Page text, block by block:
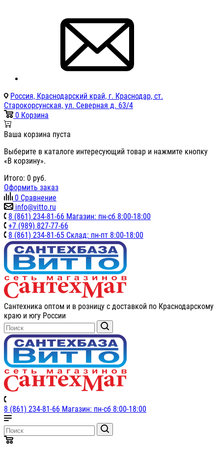
Россия, Краснодарский край, г. Краснодар, ст.
Старокорсунская, ул. Северная д. 63/4
0 Корзина
Ваша корзина пуста
Выберите в каталоге интересующий товар и нажмите кнопку
«В корзину».
Итого: 0 руб.
Оформить заказ
0 Сравнение
info@vitto.ru
8 (861) 234-81-66 Магазин: пн-сб 8:00-18:00
+7 (989) 827-77-66
8 (861) 234-81-65 Склад: пн-пт 8:00-18:00
Сантехника оптом и в розницу с доставкой по Краснодарскому
краю и югу России
8 (861) 234-81-66 Магазин: пн-сб 8:00-18:00